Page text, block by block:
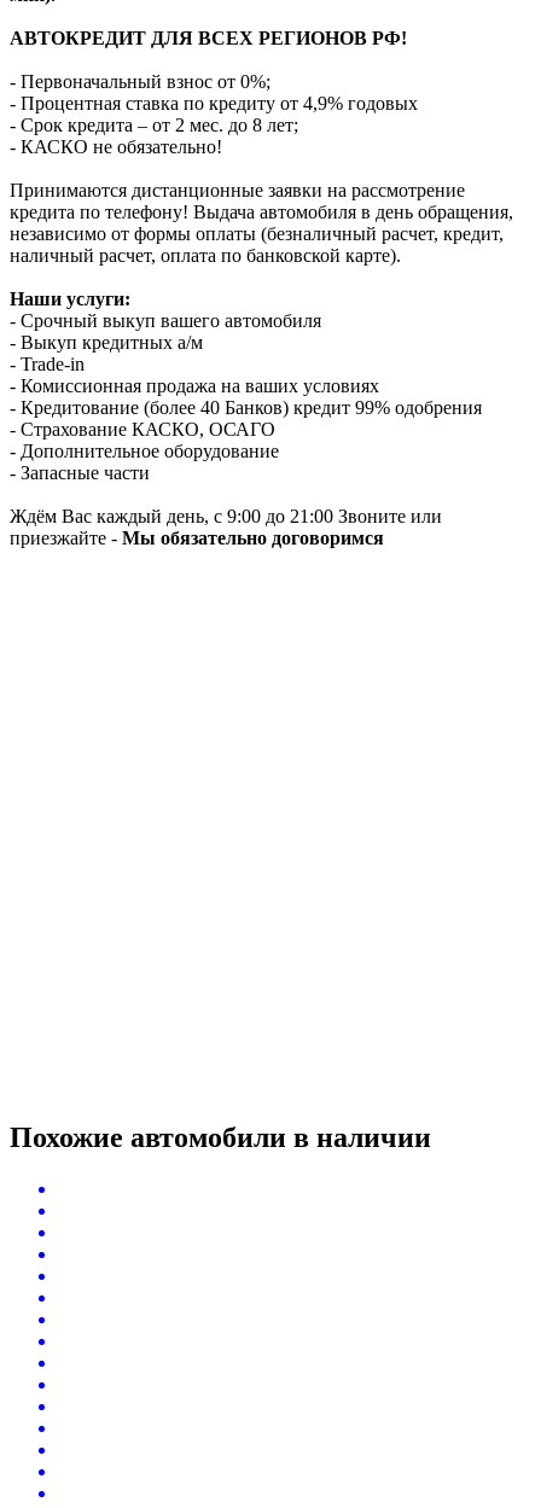
АВТОКРЕДИТ ДЛЯ ВСЕХ РЕГИОНОВ РФ!
- Первоначальный взнос от 0%;
- Процентная ставка по кредиту от 4,9% годовых
- Срок кредита – от 2 мес. до 8 лет;
- КАСКО не обязательно!
Принимаются дистанционные заявки на рассмотрение
кредита по телефону! Выдача автомобиля в день обращения,
независимо от формы оплаты (безналичный расчет, кредит,
наличный расчет, оплата по банковской карте).
Наши услуги:
- Срочный выкуп вашего автомобиля
- Выкуп кредитных а/м
- Trade-in
- Комиссионная продажа на ваших условиях
- Кредитование (более 40 Банков) кредит 99% одобрения
- Страхование КАСКО, ОСАГО
- Дополнительное оборудование
- Запасные части
Ждём Вас каждый день, с 9:00 до 21:00 Звоните или
приезжайте - Мы обязательно договоримся
Похожие автомобили в наличии